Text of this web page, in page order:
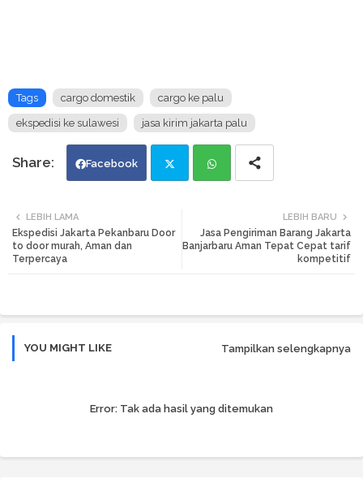
Tags cargo domestik cargo ke palu
ekspedisi ke sulawesi jasa kirim jakarta palu
Facebook
tte ats
LEBIH BARU
Jasa Pengiriman Barang Jakarta
Banjarbaru Aman Tepat Cepat tarif
kompetitif
LEBIH LAMA
Ekspedisi Jakarta Pekanbaru Door
to door murah, Aman dan
Terpercaya
YOU MIGHT LIKE Tampilkan selengkapnya
Error: Tak ada hasil yang ditemukan